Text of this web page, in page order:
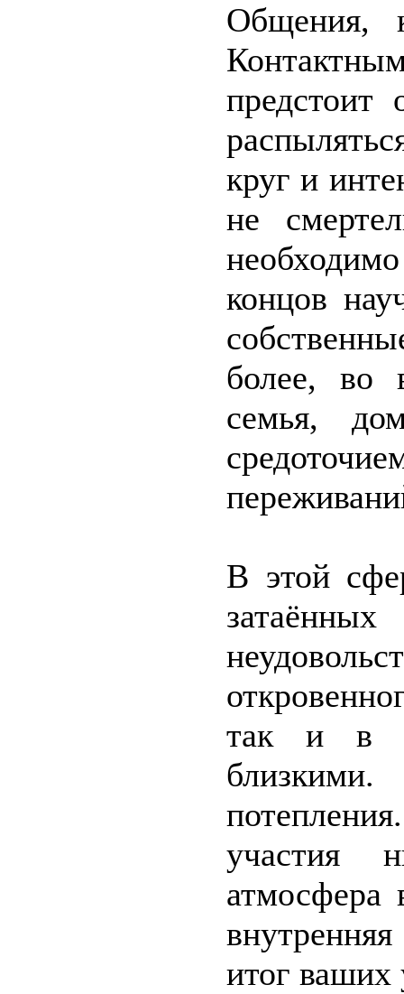
Общения,
предстоит
круг и
не
концов
более, во
семья,
В этой
так и в
участия
итог ваших